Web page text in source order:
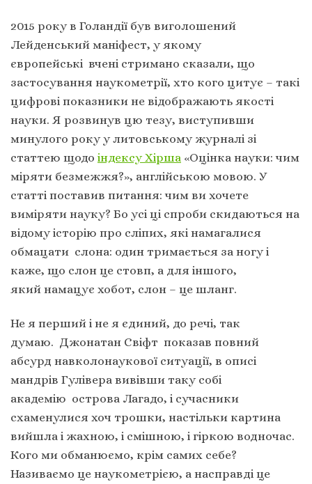
2015 року в Голандії був виголошений
Лейденський маніфест, у якому
європейські вчені стримано сказали, що
застосування наукометрії, хто кого цитує – такі
цифрові показники не відображають якості
науки. Я розвинув цю тезу, виступивши
минулого року у литовському журналі зі
статтею щодо індексу Хірша «Оцінка науки: чим
міряти безмежжя?», англійською мовою. У
статті поставив питання: чим ви хочете
виміряти науку? Бо усі ці спроби скидаються на
відому історію про сліпих, які намагалися
обмацати слона: один тримається за ногу і
каже, що слон це стовп, а для іншого,
який намацує хобот, слон – це шланг.
Не я перший і не я єдиний, до речі, так
думаю. Джонатан Свіфт показав повний
абсурд навколонаукової ситуації, в описі
мандрів Гулівера вивівши таку собі
академію острова Лагадо, і сучасники
схаменулися хоч трошки, настільки картина
вийшла і жахною, і смішною, і гіркою водночас.
Кого ми обманюємо, крім самих себе?
Називаємо це наукометрією, а насправді це